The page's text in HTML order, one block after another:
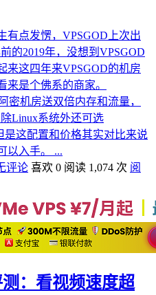
有点发愣，VPSGOD上次出
的2019年，没想到VPSGOD
来这四年来VPSGOD的机房
是个佛系的商家。
密机房送双倍内存和流量，
Linux系统外还可选
是这配置和价格其实对比来说
以入手。 ...
评论 喜欢 0 阅读 1,074 次 阅
：看视频速度超